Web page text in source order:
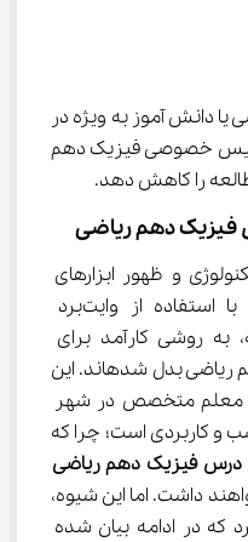
دانش آموز به ویژه در
خصوصی فیزیک دهم
را کاهش دهد.
دهم ریاضی
و ظهور ابزارهای
آموزشی نوین، کلاس‌های آنلاین با استفاده از وایت‌برد
صفحه، به روشی کارآمد برای
بدل شدهاند. این
معلم متخصص در شهر
و کاربردی است؛ چرا که
درس فیزیک دهم ریاضی
داشت. اما این شیوه،
را دربرمی‌گیرد که در ادامه بیان شده